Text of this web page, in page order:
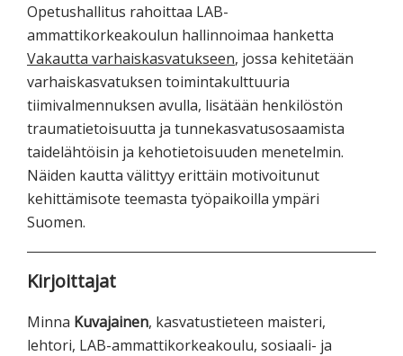
Opetushallitus rahoittaa LAB-
ammattikorkeakoulun hallinnoimaa hanketta
Vakautta varhaiskasvatukseen, jossa kehitetään
varhaiskasvatuksen toimintakulttuuria
tiimivalmennuksen avulla, lisätään henkilöstön
traumatietoisuutta ja tunnekasvatusosaamista
taidelähtöisin ja kehotietoisuuden menetelmin.
Näiden kautta välittyy erittäin motivoitunut
kehittämisote teemasta työpaikoilla ympäri
Suomen.
Kirjoittajat
Minna Kuvajainen, kasvatustieteen maisteri,
lehtori, LAB-ammattikorkeakoulu, sosiaali- ja